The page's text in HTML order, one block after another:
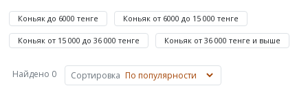
Пиво Guinness Draught 4,2% Can
Водка Smirnoff Red Vodka 37,5%
крепкий
спиртной
напиток,
производится
Коньяк до 6000 тенге Коньяк от 6000 до 15 000 тенге
Коньяк от 15 000 до 36 000 тенге Коньяк от 36 000 тенге и выше
Найдено 0 Сортировка